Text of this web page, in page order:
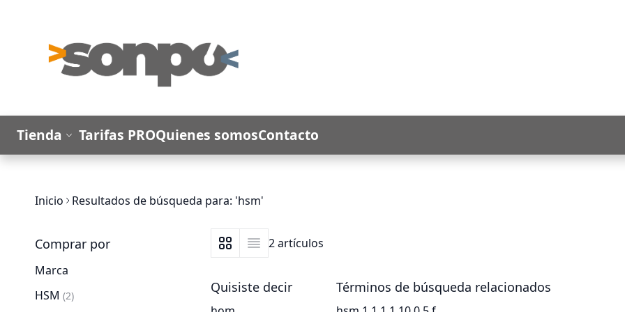
Tienda Tarifas PROQuienes somosContacto
Inicio Resultados de búsqueda para: 'hsm'
Ver como
ParrillaLista
2artículos
Quisiste decir Términos de búsqueda relacionados
Comprar por
Marca
HSM 2
artículo